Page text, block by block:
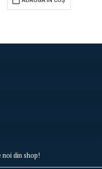
din shop!